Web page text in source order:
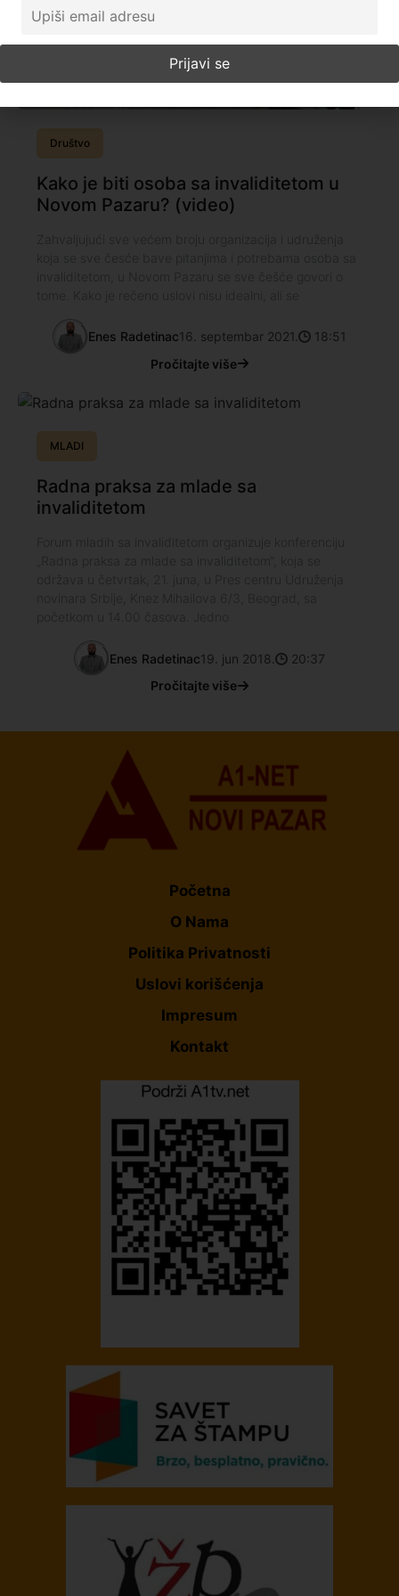
Društvo
Kako je biti osoba sa invaliditetom u
Novom Pazaru? (video)
Enes Radetinac16. septembar 2021.
18:51
Pročitajte više
MLADI
Radna praksa za mlade sa
invaliditetom
Enes Radetinac19. jun 2018.
20:37
Pročitajte više
Početna
O Nama
Politika Privatnosti
Uslovi korišćenja
Impresum
Kontakt